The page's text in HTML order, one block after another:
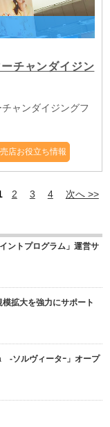
チャンダイジン
ャンダイジングフ
店お役立ち情報
2 3 4 次へ >>
ントプログラム」運営サ
拡大を強力にサポート
-ソルヴィータｰ」オープ